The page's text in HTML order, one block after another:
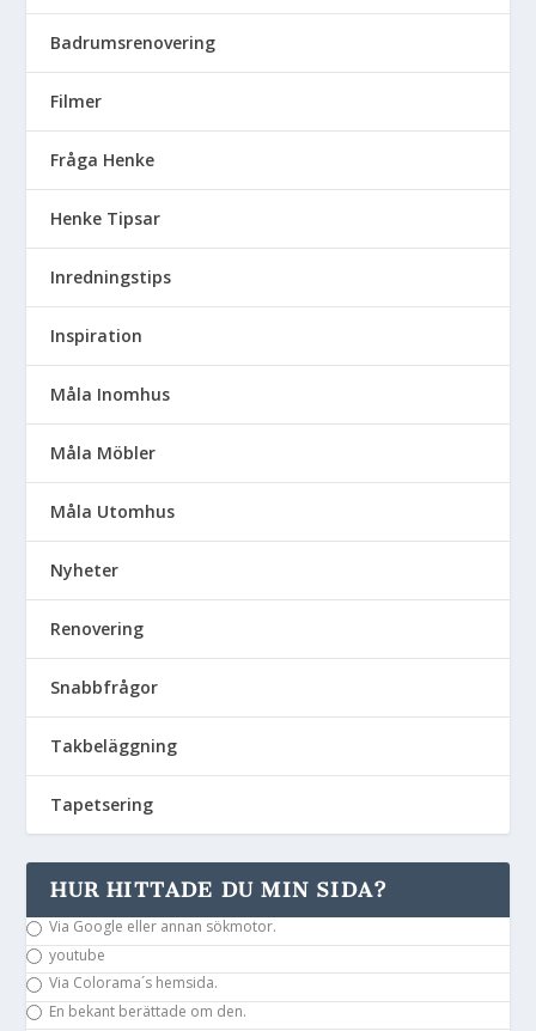
Badrumsrenovering
Filmer
Fråga Henke
Henke Tipsar
Inredningstips
Inspiration
Måla Inomhus
Måla Möbler
Måla Utomhus
Nyheter
Renovering
Snabbfrågor
Takbeläggning
Tapetsering
HUR HITTADE DU MIN SIDA?
Via Google eller annan sökmotor.
youtube
Via Colorama´s hemsida.
En bekant berättade om den.